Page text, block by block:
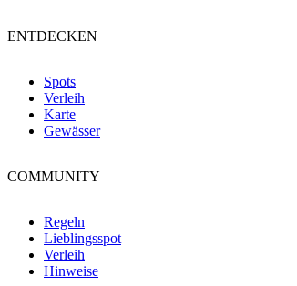
ENTDECKEN
Spots
Verleih
Karte
Gewässer
COMMUNITY
Regeln
Lieblingsspot
Verleih
Hinweise